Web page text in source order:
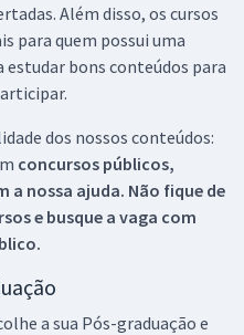
Além disso, os cursos
para quem possui uma
bons conteúdos para
dos nossos conteúdos:
concursos públicos,
a nossa ajuda. Não fique de
e busque a vaga com
a sua Pós-graduação e